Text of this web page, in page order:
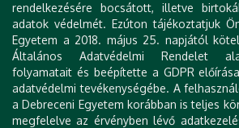
14:00 -
16:00
Hallgatóknak
(nyáron gyakorlatot
februártól
részvételével)
Debreceni Egyetem
campus, Kazánház
rendelkezésére bocsátott, illetve
adatok védelmét. Ezúton tájékoztatjuk
Egyetem a 2018. május 25. napjától
Általános Adatvédelmi Rendelet
folyamatait és beépítette a GDPR
adatvédelmi tevékenységébe. A
a Debreceni Egyetem korábban is teljes
megfelelve az érvényben lévő